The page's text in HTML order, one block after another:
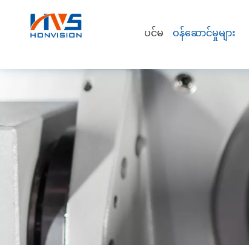
ပင်မ ဝန်ဆောင်မှုများ